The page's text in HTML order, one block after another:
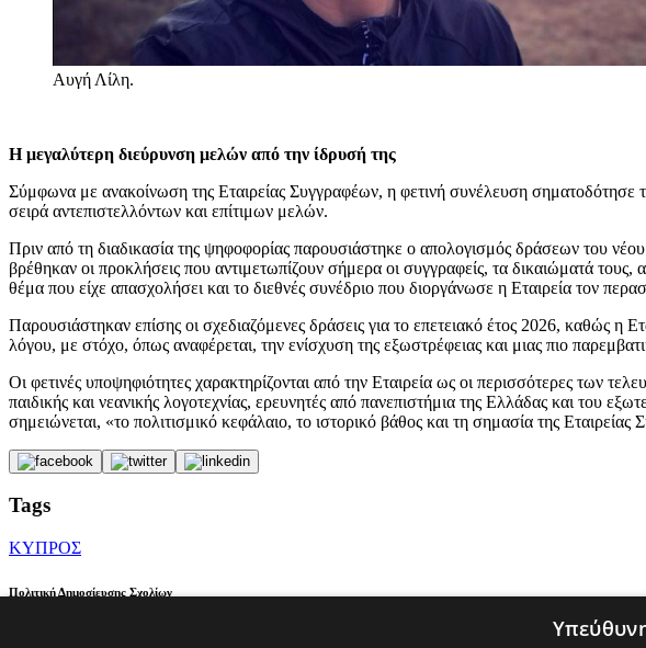
Αυγή Λίλη.
Η μεγαλύτερη διεύρυνση μελών από την ίδρυσή της
Σύμφωνα με ανακοίνωση της Εταιρείας Συγγραφέων, η φετινή συνέλευση σηματοδότησε
σειρά αντεπιστελλόντων και επίτιμων μελών.
Πριν από τη διαδικασία της ψηφοφορίας παρουσιάστηκε ο απολογισμός δράσεων του
βρέθηκαν οι προκλήσεις που αντιμετωπίζουν σήμερα οι συγγραφείς, τα δικαιώματά
θέμα που είχε απασχολήσει και το διεθνές συνέδριο που διοργάνωσε η Εταιρεία τον
Παρουσιάστηκαν επίσης οι σχεδιαζόμενες δράσεις για το επετειακό έτος 2026, καθώς
λόγου, με στόχο, όπως αναφέρεται, την ενίσχυση της εξωστρέφειας και μιας πιο
Οι φετινές υποψηφιότητες χαρακτηρίζονται από την Εταιρεία ως οι περισσότερες των
παιδικής και νεανικής λογοτεχνίας, ερευνητές από πανεπιστήμια της Ελλάδας και του
σημειώνεται, «το πολιτισμικό κεφάλαιο, το ιστορικό βάθος και τη σημασία της Εταιρείας
Tags
ΚΥΠΡΟΣ
Πολιτική Δημοσίευσης Σχολίων
Οι ιδιοκτήτες της ιστοσελίδας parathyro.politis.com.cy διατηρούν το δικαίωμα να